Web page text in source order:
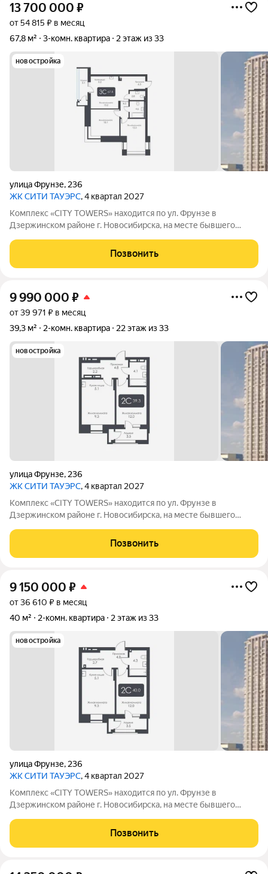
13 700 000 ₽
от 54 815 ₽ в месяц
67,8 м²
3-комн. квартира 2 этаж из 33
новостройка
улица Фрунзе, 236
ЖК CИТИ ТАУЭРС, 4 квартал 2027
Комплекс «CITY TOWERS» находится по ул. Фрунзе в
Дзержинском районе г. Новосибирска, на месте бывшего
представляет замкнутую постройку из трех башен. Две башни
30 этажей и одна 25-этажная
Позвонить
9 990 000 ₽
от 39 971 ₽ в месяц
39,3 м²
2-комн. квартира 22 этаж из 33
новостройка
улица Фрунзе, 236
ЖК CИТИ ТАУЭРС, 4 квартал 2027
Комплекс «CITY TOWERS» находится по ул. Фрунзе в
Дзержинском районе г. Новосибирска, на месте бывшего
представляет замкнутую постройку из трех башен. Две башни
30 этажей и одна 25-этажная
Позвонить
9 150 000 ₽
от 36 610 ₽ в месяц
40 м²
2-комн. квартира 2 этаж из 33
новостройка
улица Фрунзе, 236
ЖК CИТИ ТАУЭРС, 4 квартал 2027
Комплекс «CITY TOWERS» находится по ул. Фрунзе в
Дзержинском районе г. Новосибирска, на месте бывшего
представляет замкнутую постройку из трех башен. Две башни
30 этажей и одна 25-этажная
Позвонить